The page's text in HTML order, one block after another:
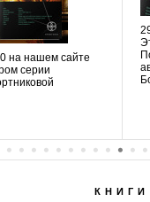
на нашем сайте
серии
КНИГИ